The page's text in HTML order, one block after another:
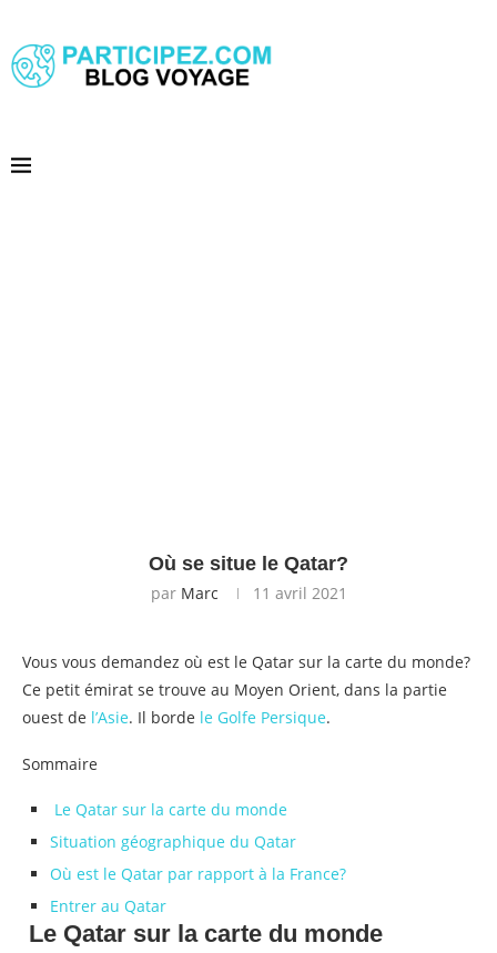
Où se situe le Qatar?
par Marc 11 avril 2021
Vous vous demandez où est le Qatar sur la carte du monde?
Ce petit émirat se trouve au Moyen Orient, dans la partie
ouest de l’Asie. Il borde le Golfe Persique.
Sommaire
Le Qatar sur la carte du monde
Situation géographique du Qatar
Où est le Qatar par rapport à la France?
Entrer au Qatar
Le Qatar sur la carte du monde